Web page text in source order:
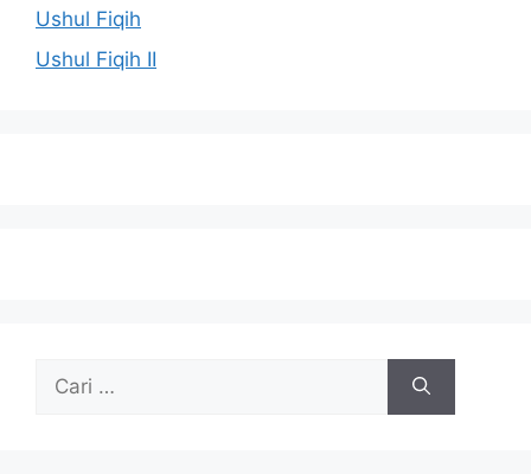
Ushul Fiqih
Ushul Fiqih II
untuk: